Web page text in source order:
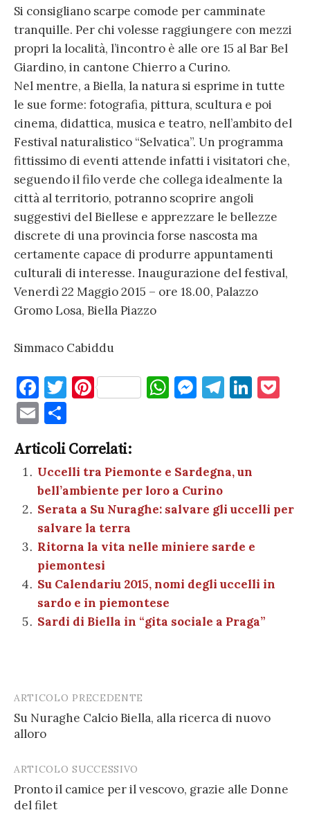
Si consigliano scarpe comode per camminate
tranquille. Per chi volesse raggiungere con mezzi
propri la località, l’incontro è alle ore 15 al Bar Bel
Giardino, in cantone Chierro a Curino.
Nel mentre, a Biella, la natura si esprime in tutte
le sue forme: fotografia, pittura, scultura e poi
cinema, didattica, musica e teatro, nell’ambito del
Festival naturalistico “Selvatica”. Un programma
fittissimo di eventi attende infatti i visitatori che,
seguendo il filo verde che collega idealmente la
città al territorio, potranno scoprire angoli
suggestivi del Biellese e apprezzare le bellezze
discrete di una provincia forse nascosta ma
certamente capace di produrre appuntamenti
culturali di interesse. Inaugurazione del festival,
Venerdì 22 Maggio 2015 – ore 18.00, Palazzo
Gromo Losa, Biella Piazzo
Simmaco Cabiddu
F
a
c
e
b
o
o
k
T
te
r
Pi
es
t
W
A
p
p
M
g
er
T
a
m
Li
n
E
m
ai
l
n
di
vi
di
Articoli Correlati:
Uccelli tra Piemonte e Sardegna, un
bell’ambiente per loro a Curino
Serata a Su Nuraghe: salvare gli uccelli per
salvare la terra
Ritorna la vita nelle miniere sarde e
piemontesi
Su Calendariu 2015, nomi degli uccelli in
sardo e in piemontese
Sardi di Biella in “gita sociale a Praga”
Post
navigation
ARTICOLO PRECEDENTE
Su Nuraghe Calcio Biella, alla ricerca di nuovo
alloro
ARTICOLO SUCCESSIVO
Pronto il camice per il vescovo, grazie alle Donne
del filet